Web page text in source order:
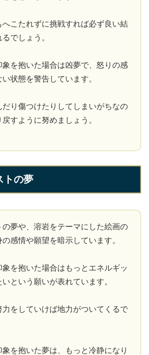
へこたれずに挑戦すれば必ず良い結
でしょう。
象を抱いた場合は凶夢で、怒りの感
状態を警告しています。
だり傷つけたりしてしまいがちなの
すように努めましょう。
トの夢
夢や、溶岩をテーマにした絵画の
感情や願望を暗示しています。
象を抱いた場合はもっとエネルギッ
という願いが表れています。
をしていけば地力がついてくるで
象を抱いた夢は、もっと冷静になり